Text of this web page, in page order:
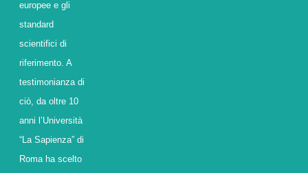
europee e gli
standard
scientifici di
riferimento. A
testimonianza di
ciò, da oltre 10
anni l’Università
“La Sapienza” di
Roma ha scelto